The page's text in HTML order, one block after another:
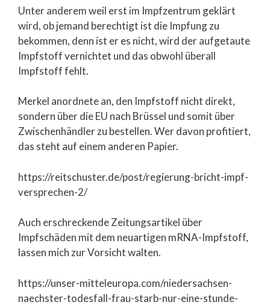
Unter anderem weil erst im Impfzentrum geklärt
wird, ob jemand berechtigt ist die Impfung zu
bekommen, denn ist er es nicht, wird der aufgetaute
Impfstoff vernichtet und das obwohl überall
Impfstoff fehlt.
Merkel anordnete an, den Impfstoff nicht direkt,
sondern über die EU nach Brüssel und somit über
Zwischenhändler zu bestellen. Wer davon profitiert,
das steht auf einem anderen Papier.
https://reitschuster.de/post/regierung-bricht-impf-
versprechen-2/
Auch erschreckende Zeitungsartikel über
Impfschäden mit dem neuartigen mRNA-Impfstoff,
lassen mich zur Vorsicht walten.
https://unser-mitteleuropa.com/niedersachsen-
naechster-todesfall-frau-starb-nur-eine-stunde-